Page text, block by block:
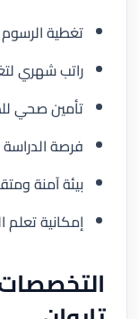
تغطية
راتب شهري
تأمين صحي
فرصة
بيئة آمنة
إمكانية تعلم